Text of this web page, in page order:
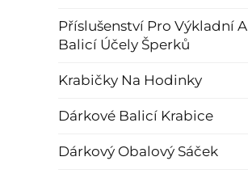
Příslušenství Pro Výkladní A
Balicí Účely Šperků
Krabičky Na Hodinky
Dárkové Balicí Krabice
Dárkový Obalový Sáček